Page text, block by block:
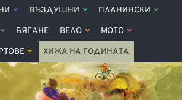
ВЪЗДУШНИ ПЛАНИНСКИ
БЯГАНЕ ВЕЛО МОТО
ХИЖА НА ГОДИНАТА